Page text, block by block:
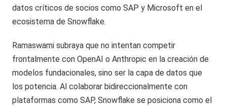
datos críticos de socios como SAP y Microsoft en el
ecosistema de Snowflake.
Ramaswami subraya que no intentan competir
frontalmente con OpenAI o Anthropic en la creación de
modelos fundacionales, sino ser la capa de datos que
los potencia. Al colaborar bidireccionalmente con
plataformas como SAP, Snowflake se posiciona como el